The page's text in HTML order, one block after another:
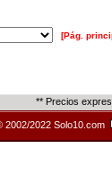
[Pág.
** Precios
2002/2022 Solo10.com